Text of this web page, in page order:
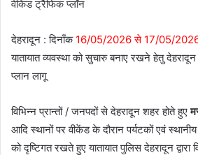
वीकेंड ट्रैफिक प्लॉन
देहरादून : दिनाँक 16/05/2026 से 17/05/
यातायात व्यवस्था को सुचारु बनाए रखने हेतु
प्लान लागू
विभिन्न प्रान्तों / जनपदों से देहरादून शहर होते हुए
आदि स्थानों पर वीकेंड के दौरान पर्यटकों एवं
को दृष्टिगत रखते हुए यातायात पुलिस देहरादून द्वारा